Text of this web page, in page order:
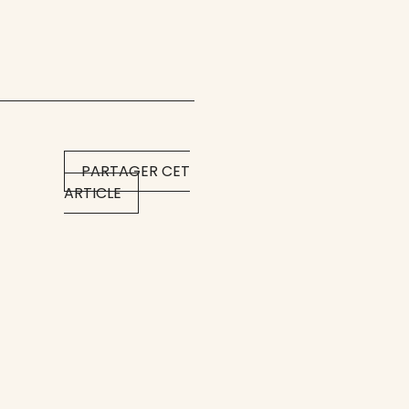
PARTAGER CET
ARTICLE